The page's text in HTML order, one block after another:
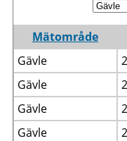
Mätområde
Gävle
Gävle
Gävle
Gävle